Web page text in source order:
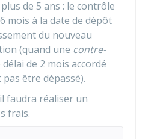
de 5 ans : le contrôle
mois à la date de dépôt
du nouveau
(quand une contre-
de 2 mois accordé
être dépassé).
faudra réaliser un
frais.